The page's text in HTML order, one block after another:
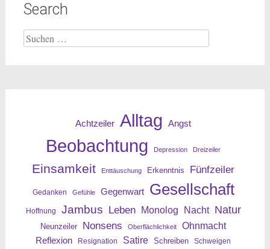
Search
Suche
nach:
Achtzeiler Alltag Angst
Beobachtung Depression Dreizeiler
Einsamkeit Enttäuschung Erkenntnis Fünfzeiler
Gedanken Gefühle Gegenwart Gesellschaft
Hoffnung Jambus Leben Monolog Nacht Natur
Neunzeiler Nonsens Oberflächlichkeit
Ohnmacht
Reflexion
Resignation Satire Schreiben Schweigen